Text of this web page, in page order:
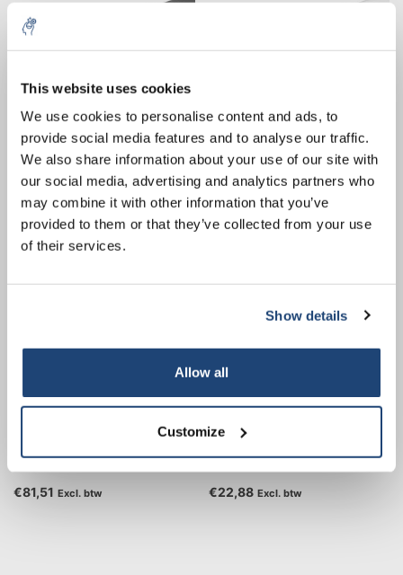
This website uses cookies
We use cookies to personalise content and ads, to
provide social media features and to analyse our traffic.
We also share information about your use of our site with
our social media, advertising and analytics partners who
may combine it with other information that you’ve
provided to them or that they’ve collected from your use
of their services.
Show details
Allow all
Customize
H.FKM.8 Tube
Excl. btw
H.PUR.12 Tube
€101,53 Excl. btw
H.PUR.8.R Tube
€81,51 Excl. btw €22,88 Excl. btw
order
Sign up for our newsletter to stay
informed about our new products, and
receive a 10% discount on your next
purchase for all chemical products from
our own brand 😀
€50.00